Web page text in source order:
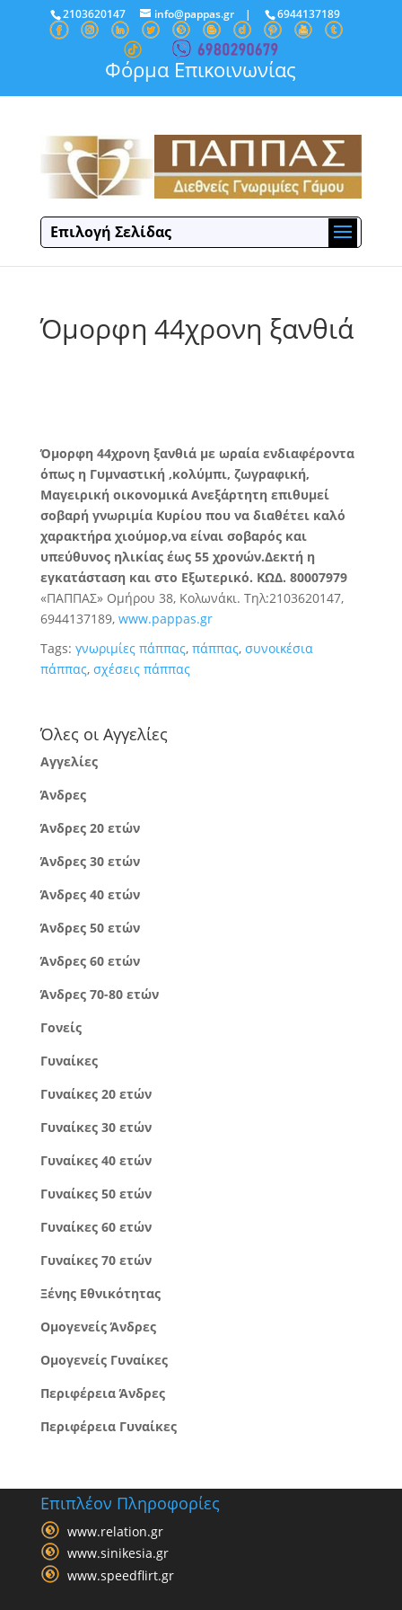
2103620147 info@pappas.gr| 6944137189
Φόρμα Επικοινωνίας
Επιλογή Σελίδας
Όμορφη 44χρονη ξανθιά
Όμορφη 44χρονη ξανθιά με ωραία ενδιαφέροντα
όπως η Γυμναστική ,κολύμπι, ζωγραφική,
Μαγειρική οικονομικά Ανεξάρτητη επιθυμεί
σοβαρή γνωριμία Κυρίου που να διαθέτει καλό
χαρακτήρα χιούμορ,να είναι σοβαρός και
υπεύθυνος ηλικίας έως 55 χρονών.Δεκτή η
εγκατάσταση και στο Εξωτερικό. ΚΩΔ. 80007979
«ΠΑΠΠΑΣ» Ομήρου 38, Κολωνάκι. Τηλ:2103620147,
6944137189, www.pappas.gr
Tags: γνωριμίες πάππας, πάππας, συνοικέσια
πάππας, σχέσεις πάππας
Όλες οι Αγγελίες
Αγγελίες
Άνδρες
Άνδρες 20 ετών
Άνδρες 30 ετών
Άνδρες 40 ετών
Άνδρες 50 ετών
Άνδρες 60 ετών
Άνδρες 70-80 ετών
Γονείς
Γυναίκες
Γυναίκες 20 ετών
Γυναίκες 30 ετών
Γυναίκες 40 ετών
Γυναίκες 50 ετών
Γυναίκες 60 ετών
Γυναίκες 70 ετών
Ξένης Εθνικότητας
Ομογενείς Άνδρες
Ομογενείς Γυναίκες
Περιφέρεια Άνδρες
Περιφέρεια Γυναίκες
Επιπλέον Πληροφορίες
www.relation.gr
www.sinikesia.gr
www.speedflirt.gr